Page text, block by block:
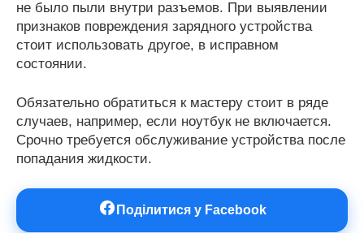
не было пыли внутри разъемов. При выявлении
признаков повреждения зарядного устройства
стоит использовать другое, в исправном
состоянии.
Обязательно обратиться к мастеру стоит в ряде
случаев, например, если ноутбук не включается.
Срочно требуется обслуживание устройства после
попадания жидкости.
Поділитися у Facebook